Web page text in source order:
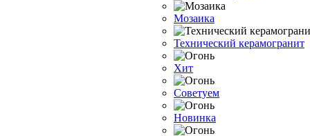
Мозаика
Технический керамогранит
Хит
Советуем
Новинка